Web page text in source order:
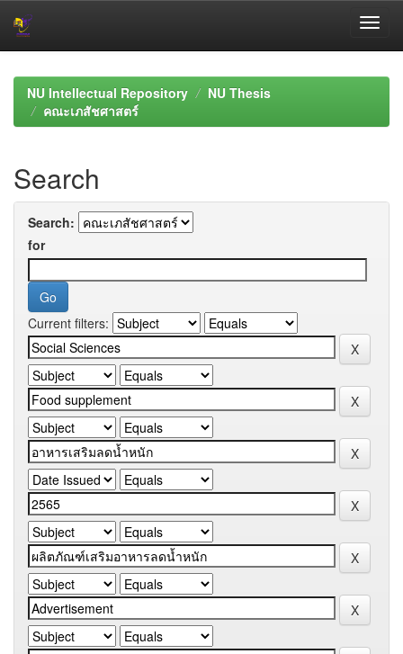
navigationNU Intellectual Repository
NU Thesis
คณะเภสัชศาสตร์
Search
Search:
for
Current filters: